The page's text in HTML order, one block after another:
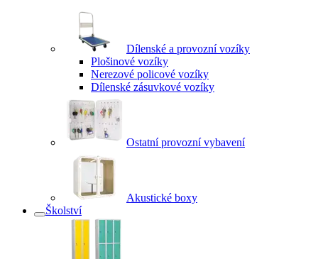
Dílenské a provozní vozíky
Plošinové vozíky
Nerezové policové vozíky
Dílenské zásuvkové vozíky
Ostatní provozní vybavení
Akustické boxy
Školství